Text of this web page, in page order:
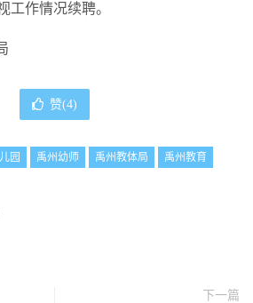
工作情况续聘。
赞(4)
园 禹州幼师 禹州教体局 禹州教育
下一篇